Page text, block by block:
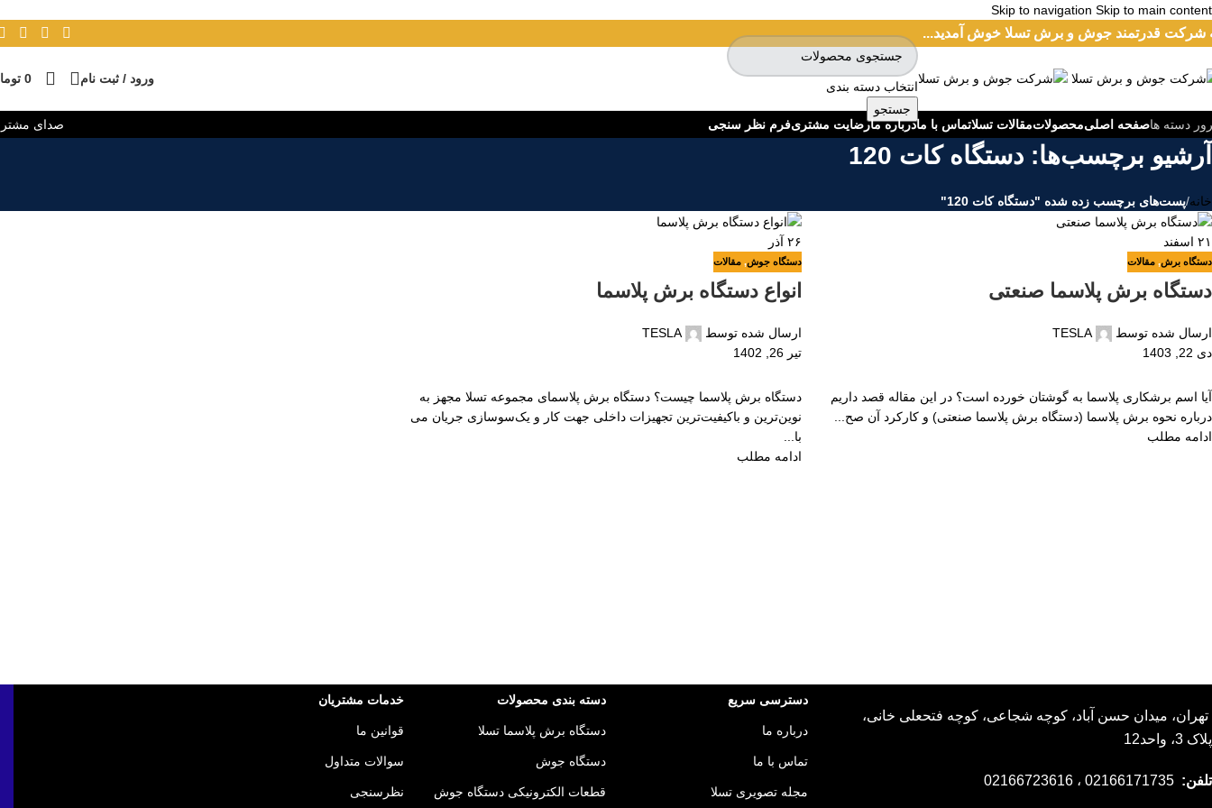
Skip to navigation Skip to main content
شرکت قدرتمند جوش و برش تسلا خوش آمدید...
انتخاب دسته بندی
جستجو
ورود / ثبت نام 0
دسته هاصفحه اصلیمحصولاتمقالات تسلاتماس با مادرباره مارضایت مشتریفرم نظر سنجی صدای
آرشیو برچسب‌ها: دستگاه کات 120
خانه/پست‌های برچسب زده شده "دستگاه کات 120"
۲۱ اسفند
دستگاه برش, مقالات
دستگاه برش پلاسما صنعتی
ارسال شده توسط
TESLA
دی 22, 1403
آیا اسم برشکاری پلاسما به گوشتان خورده است؟ در این مقاله قصد داریم
درباره نحوه برش پلاسما (دستگاه برش پلاسما صنعتی) و کارکرد آن صح...
ادامه مطلب
۲۶ آذر
دستگاه جوش, مقالات
انواع دستگاه برش پلاسما
ارسال شده توسط
TESLA
تیر 26, 1402
دستگاه برش پلاسما چیست؟ دستگاه‌ برش پلاسمای مجموعه تسلا مجهز به
نوین‌ترین و باکیفیت‌ترین تجهیزات داخلی جهت کار و یک‌سوسازی جریان می
با...
ادامه مطلب
تهران، میدان حسن آباد، کوچه شجاعی، کوچه فتحعلی خانی،
پلاک 3، واحد12
تلفن:
دسترسی سریع
درباره ما
تماس با ما
مجله تصویری تسلا
دسته بندی محصولات
دستگاه برش پلاسما تسلا
دستگاه جوش
قطعات الکترونیکی دستگاه جوش
خدمات مشتریان
قوانین ما
سوالات متداول
نظرسنجی